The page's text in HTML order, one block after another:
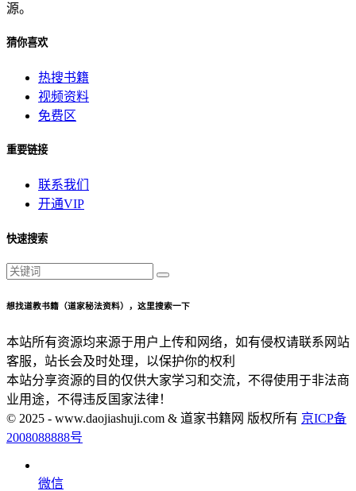
源。
猜你喜欢
热搜书籍
视频资料
免费区
重要链接
联系我们
开通VIP
快速搜索
想找道教书籍（道家秘法资料），这里搜索一下
本站所有资源均来源于用户上传和网络，如有侵权请联系网站
客服，站长会及时处理，以保护你的权利
本站分享资源的目的仅供大家学习和交流，不得使用于非法商
业用途，不得违反国家法律！
© 2025 - www.daojiashuji.com & 道家书籍网 版权所有 京ICP备
2008088888号
微信